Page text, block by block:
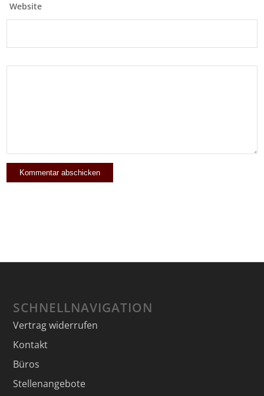
Website
SCHNELLNAVIGATION
Vertrag widerrufen
Kontakt
Büros
Stellenangebote